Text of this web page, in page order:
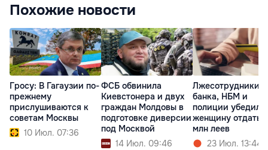
Похожие новости
Гросу: В Гагаузии по-
прежнему
прислушиваются к
советам Москвы
10 Июл. 07:36
ФСБ обвинила
Киевстонера и двух
граждан Молдовы в
подготовке диверсии
под Москвой
14 Июл. 09:46
Лжесотрудники
банка, НБМ и
полиции убедили
женщину отдать
млн леев
23 Июл. 13:44